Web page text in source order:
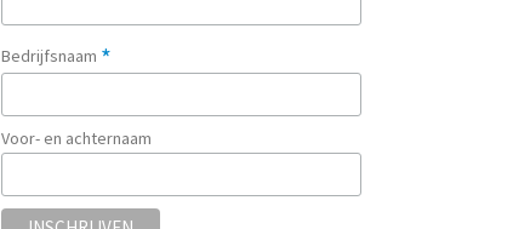
Bedrijfsnaam *
Voor- en achternaam